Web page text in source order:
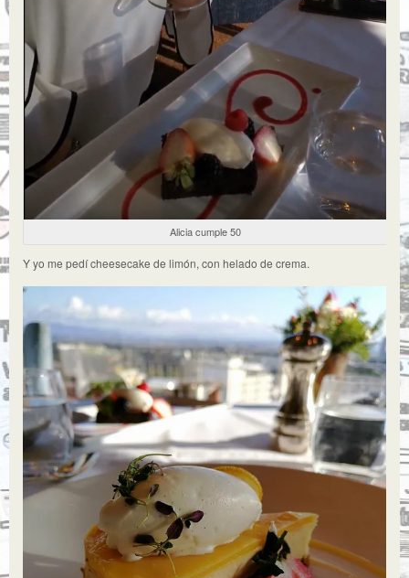
Alicia cumple 50
Y yo me pedí cheesecake de limón, con helado de crema.